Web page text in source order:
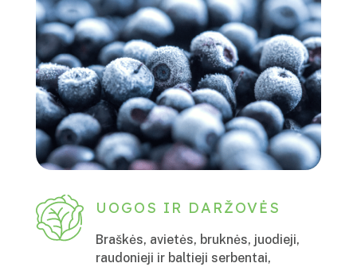
UOGOS IR DARŽOVĖS
Braškės, avietės, bruknės, juodieji,
raudonieji ir baltieji serbentai,